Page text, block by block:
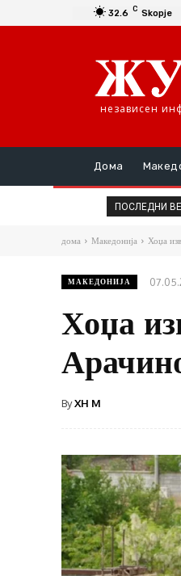
32.6 C Skopje
независен
Дома
ПОСЛЕДНИ
дома Македонија Хоџа
МАКЕДОНИЈА
Хоџа
ByXH M